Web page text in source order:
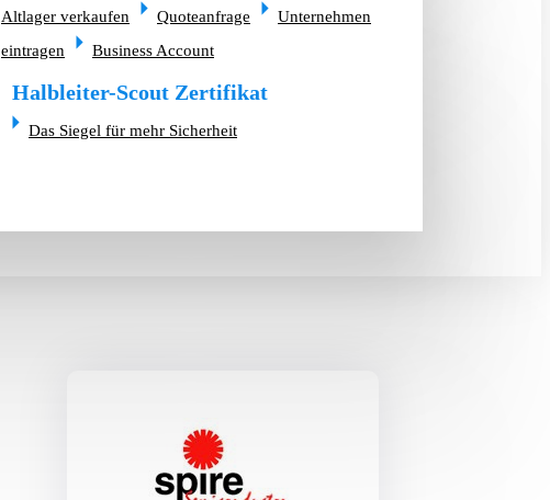
Altlager verkaufen
Quoteanfrage
Unternehmen
eintragen
Business Account
Halbleiter-Scout Zertifikat
Das Siegel für mehr Sicherheit